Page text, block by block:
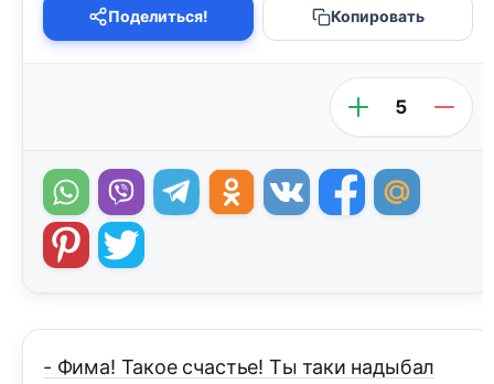
Поделиться! Копировать
5
- Фима! Такое счастье! Ты таки надыбал